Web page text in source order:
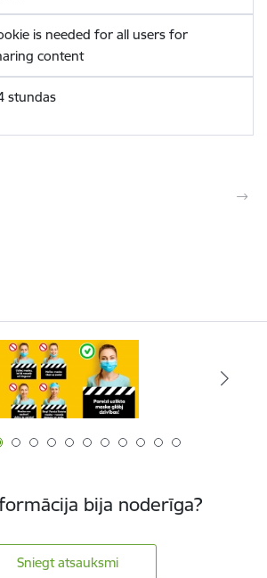
is needed for all users for
content
stundas
bija noderīga?
Sniegt atsauksmi